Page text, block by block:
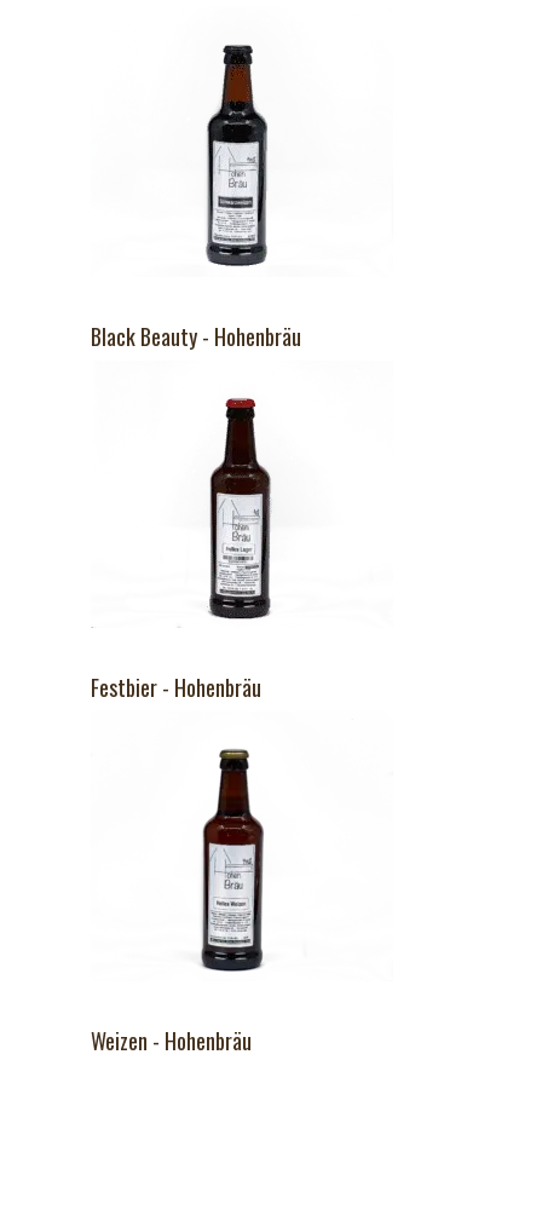
Black Beauty - Hohenbräu
Festbier - Hohenbräu
Weizen - Hohenbräu